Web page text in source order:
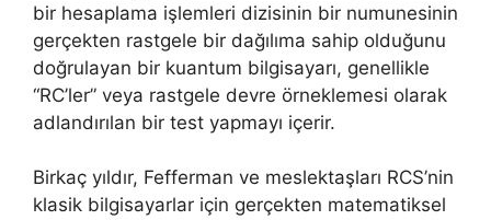
bir hesaplama işlemleri dizisinin bir numunesinin
gerçekten rastgele bir dağılıma sahip olduğunu
doğrulayan bir kuantum bilgisayarı, genellikle
“RC’ler” veya rastgele devre örneklemesi olarak
adlandırılan bir test yapmayı içerir.
Birkaç yıldır, Fefferman ve meslektaşları RCS’nin
klasik bilgisayarlar için gerçekten matematiksel